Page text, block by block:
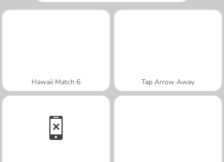
Hawaii Match 6 Tap Arrow Away